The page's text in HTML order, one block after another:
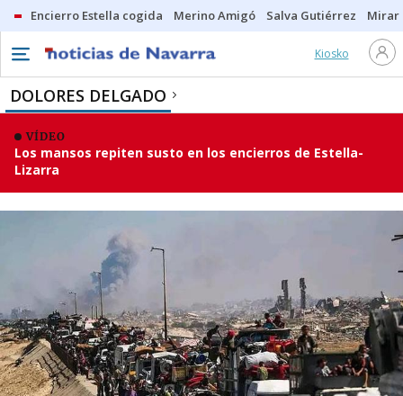
Encierro Estella cogida Merino Amigó Salva Gutiérrez Mirar
Kiosko
DOLORES DELGADO
VÍDEO
Los mansos repiten susto en los encierros de Estella-
Lizarra